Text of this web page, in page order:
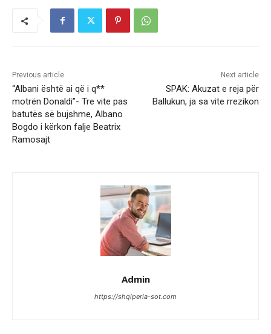
Previous article
“Albani është ai që i q**
motrën Donaldi”- Tre vite pas
batutës së bujshme, Albano
Bogdo i kërkon falje Beatrix
Ramosajt
Next article
SPAK: Akuzat e reja për
Ballukun, ja sa vite rrezikon
Admin
https://shqiperia-sot.com